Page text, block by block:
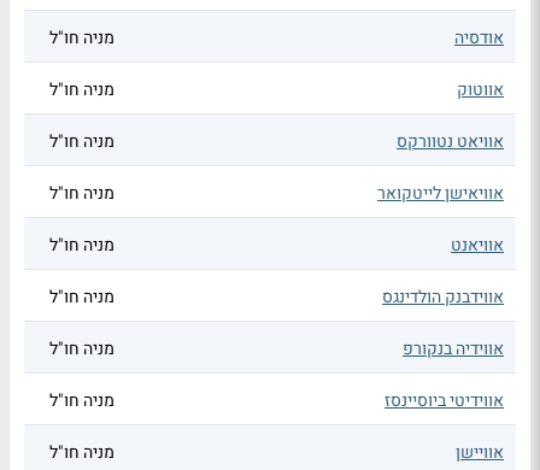
אודסיה מניה חו"ל
אווטוק מניה חו"ל
אוויאט נטוורקס מניה חו"ל
אוויאישן לייטקואר מניה חו"ל
אוויאנט מניה חו"ל
אווידבנק הולדינגס מניה חו"ל
אווידיה בנקורפ מניה חו"ל
אווידיטי ביוסיינסז מניה חו"ל
אוויישן מניה חו"ל